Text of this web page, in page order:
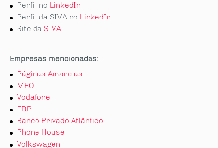
Perfil no LinkedIn
Perfil da SIVA no LinkedIn
Site da SIVA
Empresas mencionadas:
Páginas Amarelas
MEO
Vodafone
EDP
Banco Privado Atlântico
Phone House
Volkswagen